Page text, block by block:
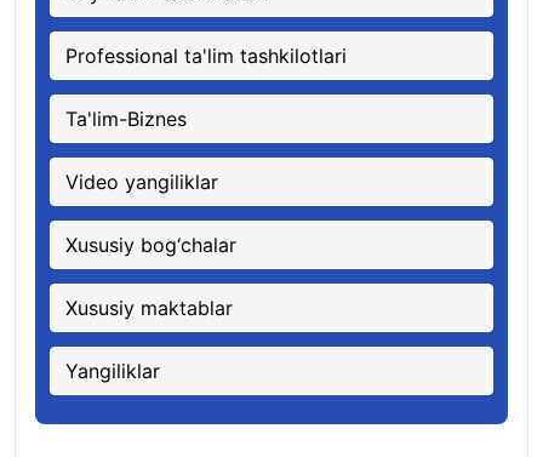
Professional ta'lim tashkilotlari
Ta'lim-Biznes
Video yangiliklar
Xususiy bog‘chalar
Xususiy maktablar
Yangiliklar